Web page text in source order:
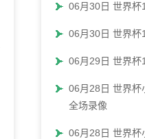
06月30日 世界杯
06月30日 世界杯
06月29日 世界杯
06月28日 世界杯
全场录像
06月28日 世界杯